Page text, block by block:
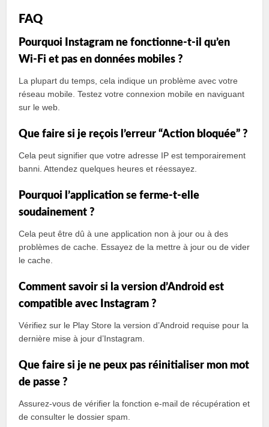
FAQ
Pourquoi Instagram ne fonctionne-t-il qu’en
Wi-Fi et pas en données mobiles ?
La plupart du temps, cela indique un problème avec votre
réseau mobile. Testez votre connexion mobile en naviguant
sur le web.
Que faire si je reçois l’erreur “Action bloquée” ?
Cela peut signifier que votre adresse IP est temporairement
banni. Attendez quelques heures et réessayez.
Pourquoi l’application se ferme-t-elle
soudainement ?
Cela peut être dû à une application non à jour ou à des
problèmes de cache. Essayez de la mettre à jour ou de vider
le cache.
Comment savoir si la version d’Android est
compatible avec Instagram ?
Vérifiez sur le Play Store la version d’Android requise pour la
dernière mise à jour d’Instagram.
Que faire si je ne peux pas réinitialiser mon mot
de passe ?
Assurez-vous de vérifier la fonction e-mail de récupération et
de consulter le dossier spam.